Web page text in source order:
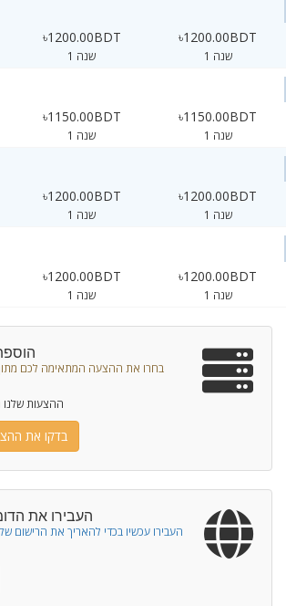
৳1200.00BDT
1 שנה
৳1200.00BDT
1 שנה
৳1150.00BDT
1 שנה
৳1150.00BDT
1 שנה
৳1200.00BDT
1 שנה
৳1200.00BDT
1 שנה
৳1200.00BDT
1 שנה
৳1200.00BDT
1 שנה
בחרו את ההצעה המתאימה לכם מתוך
ההצעות שלנו
בדקו את
העבירו את
העבירו עכשיו בכדי להאריך את הרישום